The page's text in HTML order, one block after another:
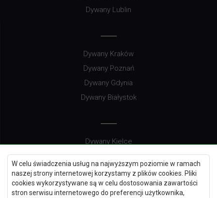
W celu świadczenia usług na najwyższym poziomie w ramach
naszej strony internetowej korzystamy z plików cookies. Pliki
cookies wykorzystywane są w celu dostosowania zawartości
stron serwisu internetowego do preferencji użytkownika,
Dywany Lublin
Dywany Kraków
Dywany Poznań
Dywany Gdynia
Dywany Białystok
Dywany Kielce
Dywany Gdańsk
Dywany Toruń
Dywany Bydgoszcz